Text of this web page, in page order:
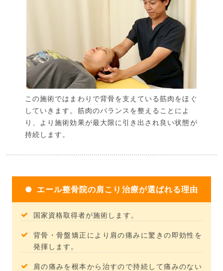
この施術ではまわりで背骨を支えている筋肉をほぐ
していきます。筋肉のバランスを整えることによ
り、より施術効果が最大限に引き出され良い状態が
持続します。
エール整骨院の肩こり治療が選ばれる理由
国家資格取得者が施術します。
背骨・骨盤矯正により肩の痛みに驚きの即効性を
発揮します。
肩の痛みを根本から治すので持続して痛みのない